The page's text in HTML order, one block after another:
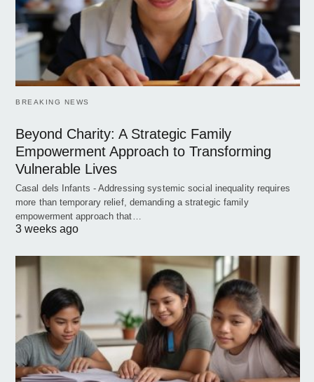
BREAKING NEWS
Beyond Charity: A Strategic Family
Empowerment Approach to Transforming
Vulnerable Lives
Casal dels Infants - Addressing systemic social inequality requires
more than temporary relief, demanding a strategic family
empowerment approach that…
3 weeks ago